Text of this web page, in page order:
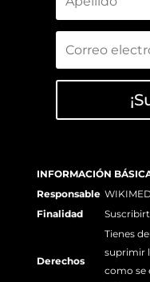
INFORMACIÓN
Responsable
Finalidad
Derechos
Tienes
suprimir
como se